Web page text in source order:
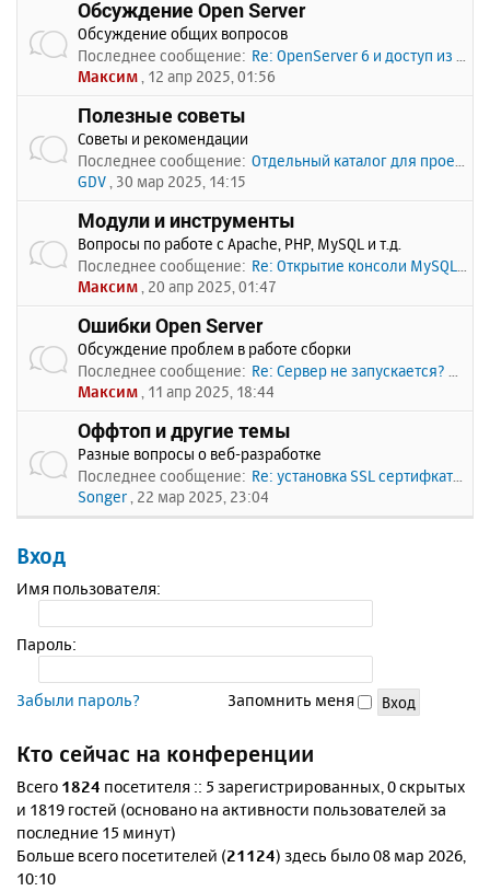
Обсуждение Open Server
Обсуждение общих вопросов
Последнее сообщение: Re: OpenServer 6 и доступ из …
Максим , 12 апр 2025, 01:56
Полезные советы
Советы и рекомендации
Последнее сообщение: Отдельный каталог для проекто…
GDV , 30 мар 2025, 14:15
Модули и инструменты
Вопросы по работе с Apache, PHP, MySQL и т.д.
Последнее сообщение: Re: Открытие консоли MySQL по…
Максим , 20 апр 2025, 01:47
Ошибки Open Server
Обсуждение проблем в работе сборки
Последнее сообщение: Re: Сервер не запускается? Пи…
Максим , 11 апр 2025, 18:44
Оффтоп и другие темы
Разные вопросы о веб-разработке
Последнее сообщение: Re: установка SSL сертифката
Songer , 22 мар 2025, 23:04
Вход
Имя пользователя:
Пароль:
Забыли пароль? Запомнить меня
Кто сейчас на конференции
Всего 1824 посетителя :: 5 зарегистрированных, 0 скрытых
и 1819 гостей (основано на активности пользователей за
последние 15 минут)
Больше всего посетителей (21124) здесь было 08 мар 2026,
10:10